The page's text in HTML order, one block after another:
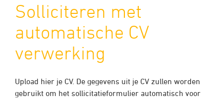
Solliciteren met
automatische CV
verwerking
Upload hier je CV. De gegevens uit je CV zullen worden
gebruikt om het sollicitatieformulier automatisch voor